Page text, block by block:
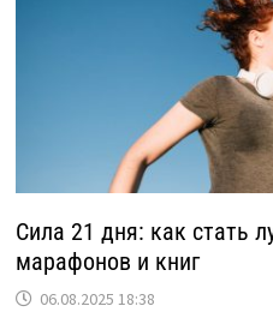
Сила 21 дня: как стать
марафонов и книг
06.08.2025 18:38